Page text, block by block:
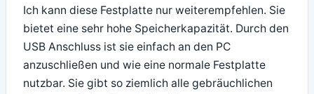
Ich kann diese Festplatte nur weiterempfehlen. Sie
bietet eine sehr hohe Speicherkapazität. Durch den
USB Anschluss ist sie einfach an den PC
anzuschließen und wie eine normale Festplatte
nutzbar. Sie gibt so ziemlich alle gebräuchlichen